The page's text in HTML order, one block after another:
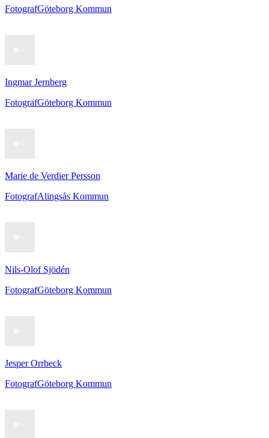
FotografGöteborg Kommun
Ingmar Jernberg
FotografGöteborg Kommun
Marie de Verdier Persson
FotografAlingsås Kommun
Nils-Olof Sjödén
FotografGöteborg Kommun
Jesper Orrbeck
FotografGöteborg Kommun